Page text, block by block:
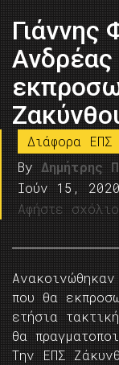
Γιάννης
Διάφορα ΕΠΣ
By Δημήτρης
Ιούν 15, 2020
Αφήστε σχόλιο
που θα
ετήσια
θα
Την ΕΠΣ